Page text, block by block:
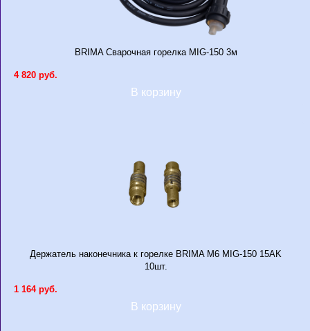
BRIMA Сварочная горелка MIG-150 3м
4 820 руб.
В корзину
Держатель наконечника к горелке BRIMA М6 MIG-150 15AK
10шт.
1 164 руб.
В корзину